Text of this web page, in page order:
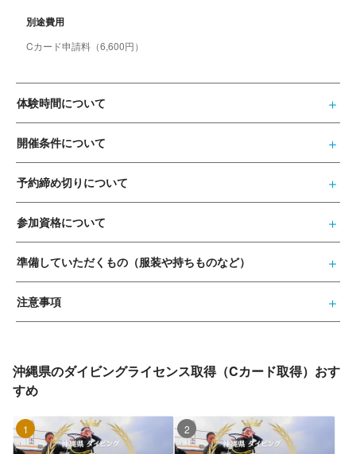
別途費用
Cカード申請料（6,600円）
体験時間について
開催条件について
予約締め切りについて
参加資格について
準備していただくもの（服装や持ちものなど）
注意事項
沖縄県のダイビングライセンス取得（Cカード取得）おす
すめ
1位 2位